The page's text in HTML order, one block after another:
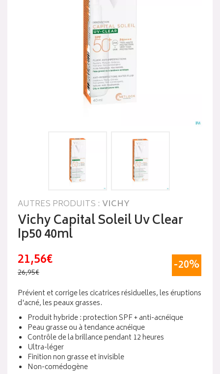
AUTRES PRODUITS : VICHY
Vichy Capital Soleil Uv Clear
Ip50 40ml
-20%
21,56€
26,95€
Prévient et corrige les cicatrices résiduelles, les éruptions
d'acné, les peaux grasses.
Produit hybride : protection SPF + anti-acnéique
Peau grasse ou à tendance acnéique
Contrôle de la brillance pendant 12 heures
Ultra-léger
Finition non grasse et invisible
Non-comédogène